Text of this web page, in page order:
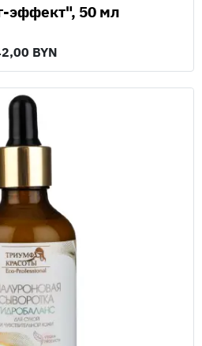
эффект", 50 мл
BYN